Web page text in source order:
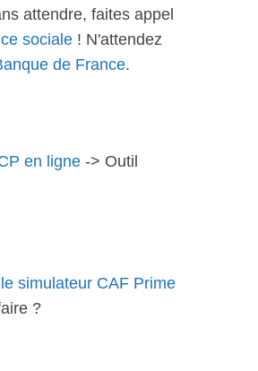
attendre, faites appel
sociale ! N'attendez
de France.
en ligne -> Outil
simulateur CAF Prime
?